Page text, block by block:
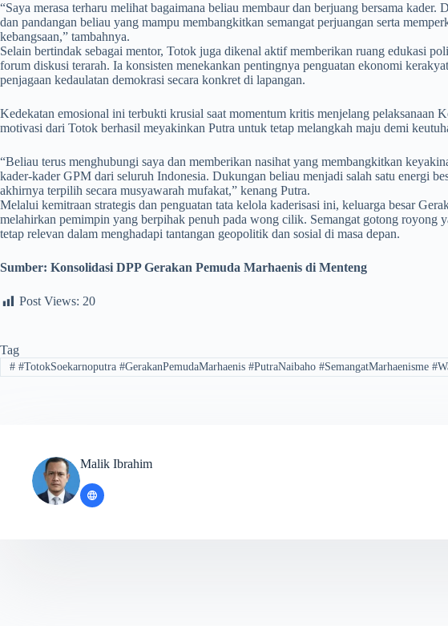
​“Saya merasa terharu melihat bagaimana beliau membaur dan berjuang bersama kader.
dan pandangan beliau yang mampu membangkitkan semangat perjuangan serta
kebangsaan,” tambahnya.
​Selain bertindak sebagai mentor, Totok juga dikenal aktif memberikan ruang edukasi
forum diskusi terarah. Ia konsisten menekankan pentingnya penguatan ekonomi
penjagaan kedaulatan demokrasi secara konkret di lapangan.
​Kedekatan emosional ini terbukti krusial saat momentum kritis menjelang pelaksanaan
motivasi dari Totok berhasil meyakinkan Putra untuk tetap melangkah maju demi
​“Beliau terus menghubungi saya dan memberikan nasihat yang membangkitkan
kader-kader GPM dari seluruh Indonesia. Dukungan beliau menjadi salah satu energi
akhirnya terpilih secara musyawarah mufakat,” kenang Putra.
Melalui kemitraan strategis dan penguatan tata kelola kaderisasi ini, keluarga besar
melahirkan pemimpin yang berpihak penuh pada wong cilik. Semangat gotong
tetap relevan dalam menghadapi tantangan geopolitik dan sosial di masa depan.
Sumber: Konsolidasi DPP Gerakan Pemuda Marhaenis di Menteng
Post Views: 20
Tag
##TotokSoekarnoputra #GerakanPemudaMarhaenis #PutraNaibaho #SemangatMarhaenisme
Malik Ibrahim